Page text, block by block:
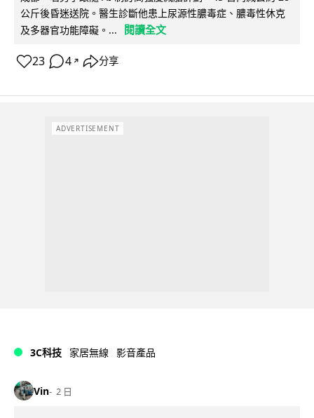
公斤後昏迷送院。醫生診斷他患上尿源性膿毒症、膿毒性休克
及多器官功能障礙。...
閱讀全文
23 4 ↗ 分享
ADVERTISEMENT
3C科技 家居無線 影音產品
Vin 2 日